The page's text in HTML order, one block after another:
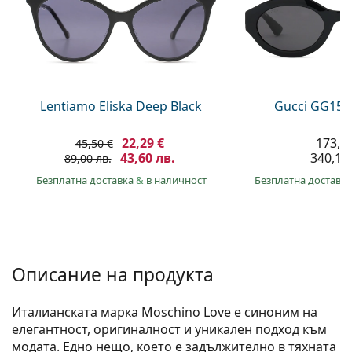
Всички марки
Persol
Всички марки
Всички разтвори
На
Lentiamo Eliska Deep Black
45,50 € 22,29 €
89,00 лв. 43,60 лв.
Безплатна доставка& в наличност
Gucci
Безплатна
Описание на продукта
Италианската марка Moschino Love е синоним на
елегантност, оригиналност и уникален подход към
модата. Едно нещо, което е задължително в тяхната